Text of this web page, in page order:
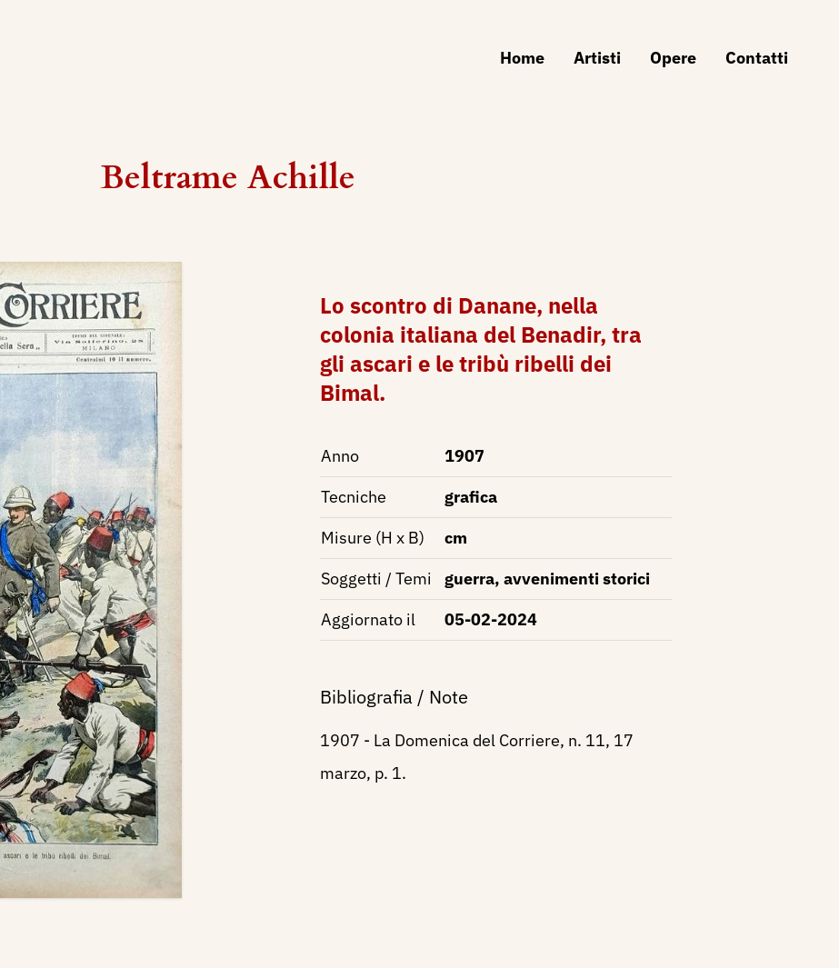
Home Artisti Opere Contatti
Beltrame Achille
Lo scontro di Danane, nella
colonia italiana del Benadir, tra
gli ascari e le tribù ribelli dei
Bimal.
Anno
1907
Tecniche
grafica
Misure (H x B)
cm
Soggetti / Temi
guerra, avvenimenti storici
Aggiornato il
05-02-2024
Bibliografia / Note
1907 - La Domenica del Corriere, n. 11, 17
marzo, p. 1.